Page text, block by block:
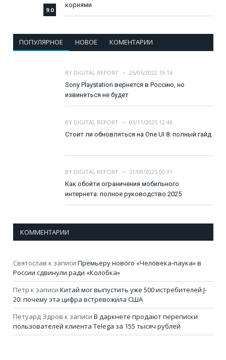
9.0
корнями
ПОПУЛЯРНОЕ НОВОЕ КОМЕНТАРИИ
BY DIGITAL REPORT
25/05/2022 19:14
Sony Playstation вернется в Россию, но
извиняться не будет
BY DIGITAL REPORT
03/11/2025 12:46
Стоит ли обновляться на One UI 8: полный гайд
BY DIGITAL REPORT
31/08/2025 00:31
Как обойти ограничения мобильного
интернета: полное руководство 2025
КОММЕНТАРИИ
Святослав к записи Премьеру нового «Человека-паука» в
России сдвинули ради «Колобка»
Петр к записи Китай мог выпустить уже 500 истребителей J-
20: почему эта цифра встревожила США
Петуард Эдров к записи В даркнете продают переписки
пользователей клиента Telega за 155 тысяч рублей